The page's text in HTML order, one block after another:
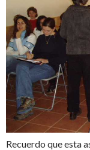
Recuerdo que esta